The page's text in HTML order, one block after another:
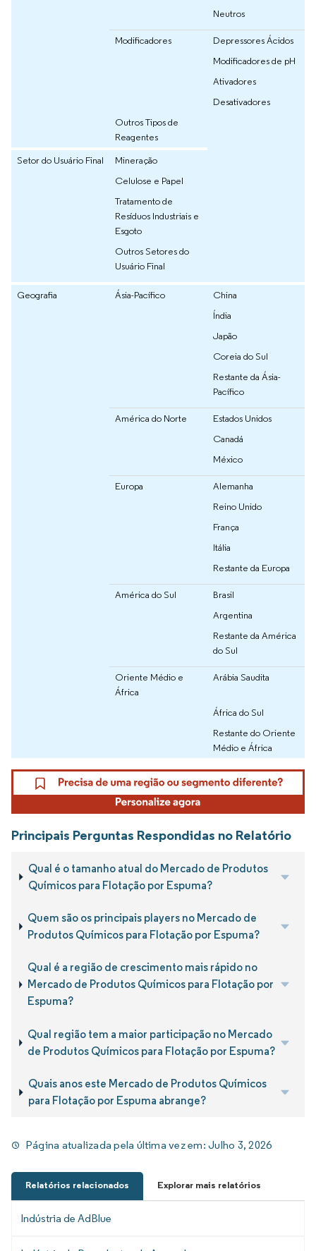
Neutros
Modificadores
Depressores Ácidos
Modificadores de pH
Ativadores
Desativadores
Outros Tipos de
Reagentes
Setor do Usuário Final
Mineração
Celulose e Papel
Tratamento de
Resíduos Industriais e
Esgoto
Outros Setores do
Usuário Final
Geografia Ásia-Pacífico
China
Índia
Japão
Coreia do Sul
Restante da Ásia-
Pacífico
América do Norte
Estados Unidos
Canadá
México
Europa
Alemanha
Reino Unido
França
Itália
Restante da Europa
América do Sul
Brasil
Argentina
Restante da América
do Sul
Oriente Médio e
África
Arábia Saudita
África do Sul
Restante do Oriente
Médio e África
Principais Perguntas Respondidas no Relatório
Qual é o tamanho atual do Mercado de Produtos
Químicos para Flotação por Espuma?
Quem são os principais players no Mercado de
Produtos Químicos para Flotação por Espuma?
Qual é a região de crescimento mais rápido no
Mercado de Produtos Químicos para Flotação por
Espuma?
Qual região tem a maior participação no Mercado
de Produtos Químicos para Flotação por Espuma?
Quais anos este Mercado de Produtos Químicos
para Flotação por Espuma abrange?
Página atualizada pela última vez em:Julho 3, 2026
Relatórios relacionados Explorar mais relatórios
Indústria de AdBlue